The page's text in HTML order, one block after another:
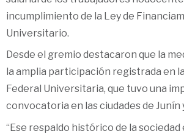
incumplimiento de la Ley de
Universitario.
Desde el gremio destacaron que la
la amplia participación registrada en
Federal Universitaria, que tuvo una
convocatoria en las ciudades de Junín
“Ese respaldo histórico de la sociedad